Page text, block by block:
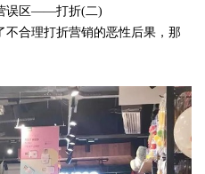
误区——打折(二)
合理打折营销的恶性后果，那